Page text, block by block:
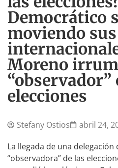
Democrático
moviendo
Moreno
“observador”
elecciones
Stefany Ostios abril 24,
La llegada de una
“observadora” de las